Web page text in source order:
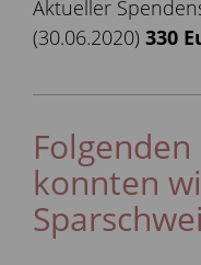
Aktueller
(30.06.2020) 330
konnten